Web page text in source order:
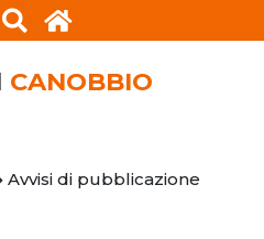
CANOBBIO
Avvisi di pubblicazione